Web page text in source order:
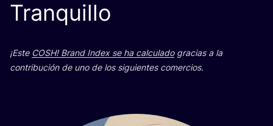
Tranquillo
¡Este COSH! Brand Index se ha cal­cu­la­dogra­cias a la
con­tri­bu­ción de uno de los siguien­tes comercios.